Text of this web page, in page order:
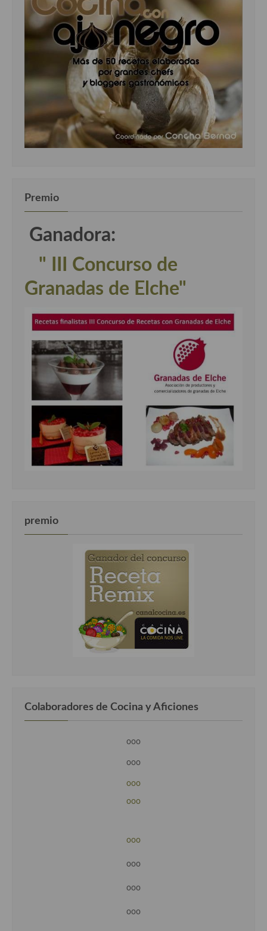
Premio
Ganadora:
" III Concurso de
Granadas de Elche"
premio
Colaboradores de Cocina y Aficiones
ooo
ooo
ooo
ooo
ooo
ooo
ooo
ooo